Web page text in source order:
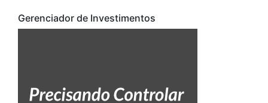
Gerenciador de Investimentos